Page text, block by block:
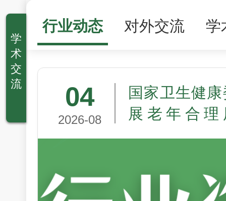
学
术
交
流
行业动态 对外交流 学
04
2026-08
国家卫生健
展老年合
（